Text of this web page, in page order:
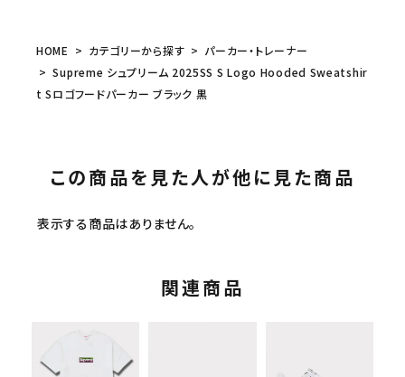
HOME カテゴリーから探す
パーカー・トレーナー
Supreme シュプリーム 2025SS S Logo Hooded Sweatshir
t Sロゴフードパーカー ブラック 黒
この商品を見た人が他に見た商品
表示する商品はありません。
関連商品